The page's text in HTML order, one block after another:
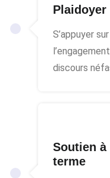
S’appuyer
discours
Soutien
terme